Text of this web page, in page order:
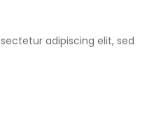
adipiscing elit, sed